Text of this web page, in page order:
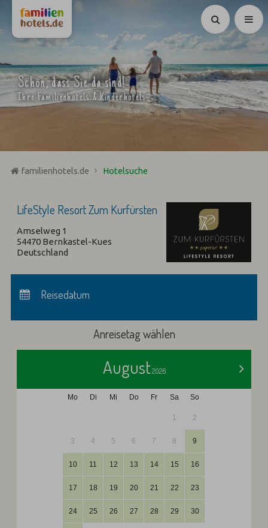
Suchen
Schön, dass Sie da sind!
Ihre Familienhotels & Kinderhotels
familienhotels.de Hotelsuche
LifeStyle Resort Zum Kurfürsten
Amselweg 1
54470 Bernkastel-Kues
Deutschland
Abreise:keine Auswahl
Reisedatum
Anreisetag wählen
>
August2026
Mo Di Mi Do Fr Sa So
1 2
3 4 5 6 7 8 9
10 11 12 13 14 15 16
17 18 19 20 21 22 23
24 25 26 27 28 29 30